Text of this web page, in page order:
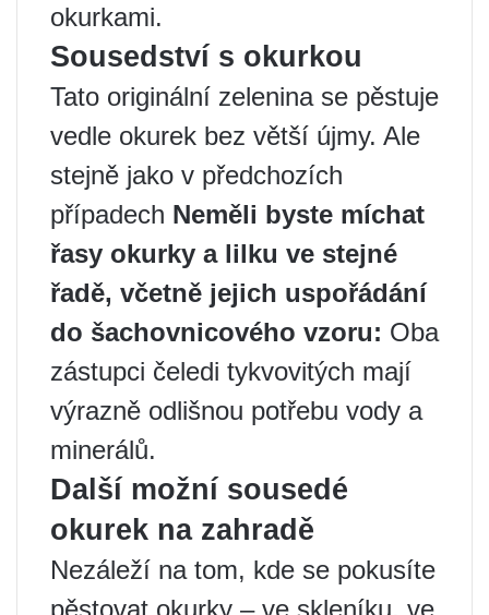
okurkami.
Sousedství s okurkou
Tato originální zelenina se pěstuje
vedle okurek bez větší újmy. Ale
stejně jako v předchozích
případech Neměli byste míchat
řasy okurky a lilku ve stejné
řadě, včetně jejich uspořádání
do šachovnicového vzoru: Oba
zástupci čeledi tykvovitých mají
výrazně odlišnou potřebu vody a
minerálů.
Další možní sousedé
okurek na zahradě
Nezáleží na tom, kde se pokusíte
pěstovat okurky – ve skleníku, ve